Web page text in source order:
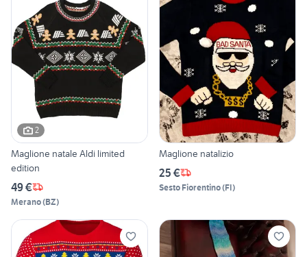
2
Maglione natale Aldi limited
edition
49 €
Merano(BZ)
Maglione natalizio
25 €
Sesto Fiorentino(FI)